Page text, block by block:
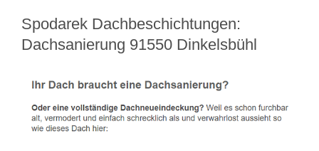
Spodarek Dachbeschichtungen:
Dachsanierung 91550 Dinkelsbühl